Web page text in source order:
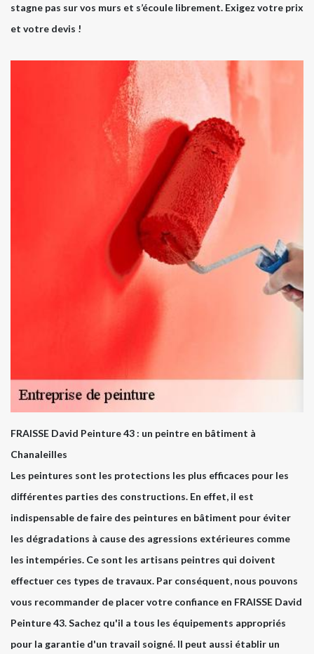
stagne pas sur vos murs et s’écoule librement. Exigez votre prix
et votre devis !
FRAISSE David Peinture 43 : un peintre en bâtiment à
Chanaleilles
Les peintures sont les protections les plus efficaces pour les
différentes parties des constructions. En effet, il est
indispensable de faire des peintures en bâtiment pour éviter
les dégradations à cause des agressions extérieures comme
les intempéries. Ce sont les artisans peintres qui doivent
effectuer ces types de travaux. Par conséquent, nous pouvons
vous recommander de placer votre confiance en FRAISSE David
Peinture 43. Sachez qu'il a tous les équipements appropriés
pour la garantie d'un travail soigné. Il peut aussi établir un